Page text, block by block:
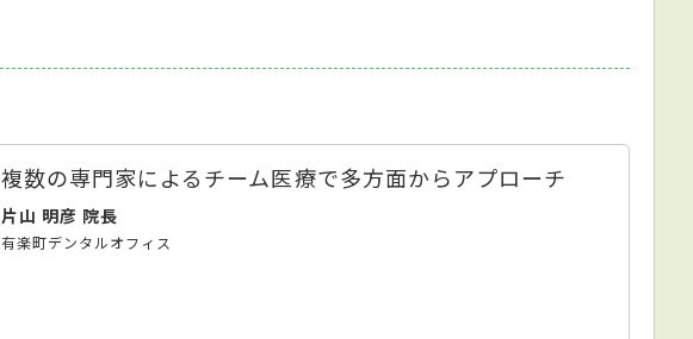
複数の専門家によるチーム医療で多方面からアプローチ
片山 明彦 院長
有楽町デンタルオフィス